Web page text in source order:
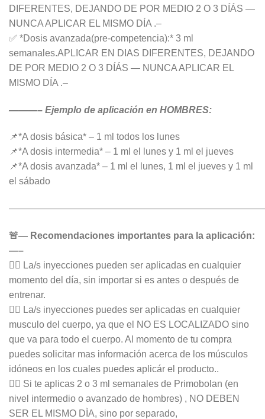
DIFERENTES, DEJANDO DE POR MEDIO 2 O 3 DÍÁS —
NUNCA APLICAR EL MISMO DÍA .–
✅ *Dosis avanzada(pre-competencia):* 3 ml
semanales.APLICAR EN DIAS DIFERENTES, DEJANDO
DE POR MEDIO 2 O 3 DÍÁS — NUNCA APLICAR EL
MISMO DÍA .–
———– Ejemplo de aplicación en HOMBRES:
📌*A dosis básica* – 1 ml todos los lunes
📌*A dosis intermedia* – 1 ml el lunes y 1 ml el jueves
📌*A dosis avanzada* – 1 ml el lunes, 1 ml el jueves y 1 ml
el sábado
🚨— Recomendaciones importantes para la aplicación:
—–
👉🏻 La/s inyecciones pueden ser aplicadas en cualquier
momento del día, sin importar si es antes o después de
entrenar.
👉🏻 La/s inyecciones puedes ser aplicadas en cualquier
musculo del cuerpo, ya que el NO ES LOCALIZADO sino
que va para todo el cuerpo. Al momento de tu compra
puedes solicitar mas información acerca de los músculos
idóneos en los cuales puedes aplicár el producto..
👉🏻 Si te aplicas 2 o 3 ml semanales de Primobolan (en
nivel intermedio o avanzado de hombres) , NO DEBEN
SER EL MISMO DÌA, sino por separado,